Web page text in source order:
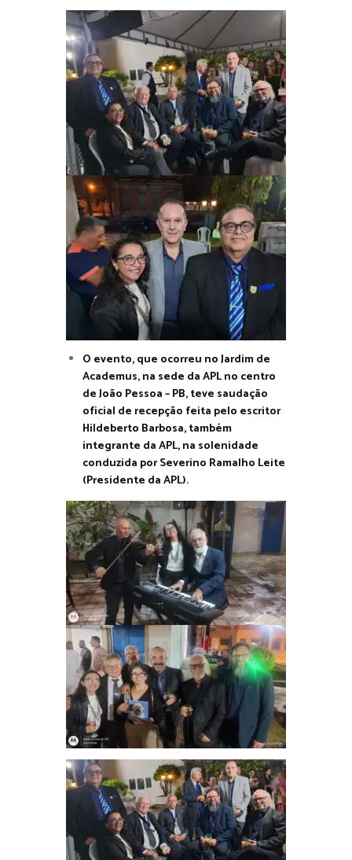
O evento, que ocorreu no Jardim de
Academus, na sede da APL no centro
de João Pessoa – PB, teve saudação
oficial de recepção feita pelo escritor
Hildeberto Barbosa, também
integrante da APL, na solenidade
conduzida por Severino Ramalho Leite
(Presidente da APL).